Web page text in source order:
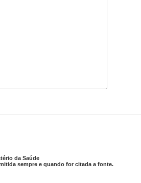
da Saúde
sempre e quando for citada a fonte.